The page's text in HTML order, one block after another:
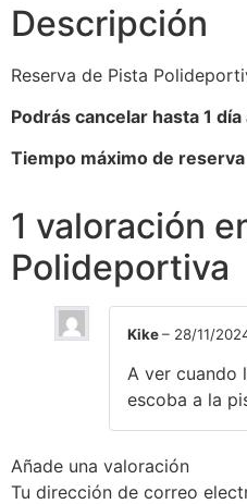
Descripción
Reserva de Pista
Podrás cancelar hasta 1
Tiempo máximo de reserva
1 valoración
Polideportiva
Kike– 28/11/
A ver cuando
escoba a la
Añade una valoración
Tu dirección de correo